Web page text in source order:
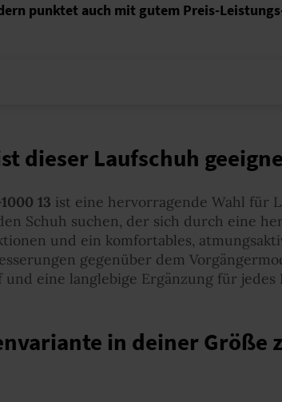
punktet auch mit gutem Preis-
dieser Laufschuh
13 ist eine hervorragende Wahl für
Schuh suchen, der sich durch eine
und ein komfortables,
gegenüber dem
und eine langlebige Ergänzung für
in deiner Größe